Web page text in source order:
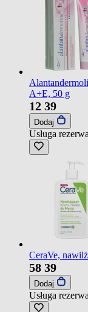
A+E, 50 g
12 39
Dodaj
Usługa
CeraVe,
58 39
Dodaj
Usługa